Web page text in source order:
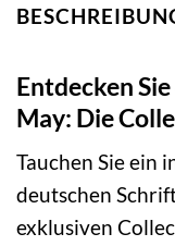
Entdecken
May: Die
Tauchen Sie ein
deutschen
exklusiven